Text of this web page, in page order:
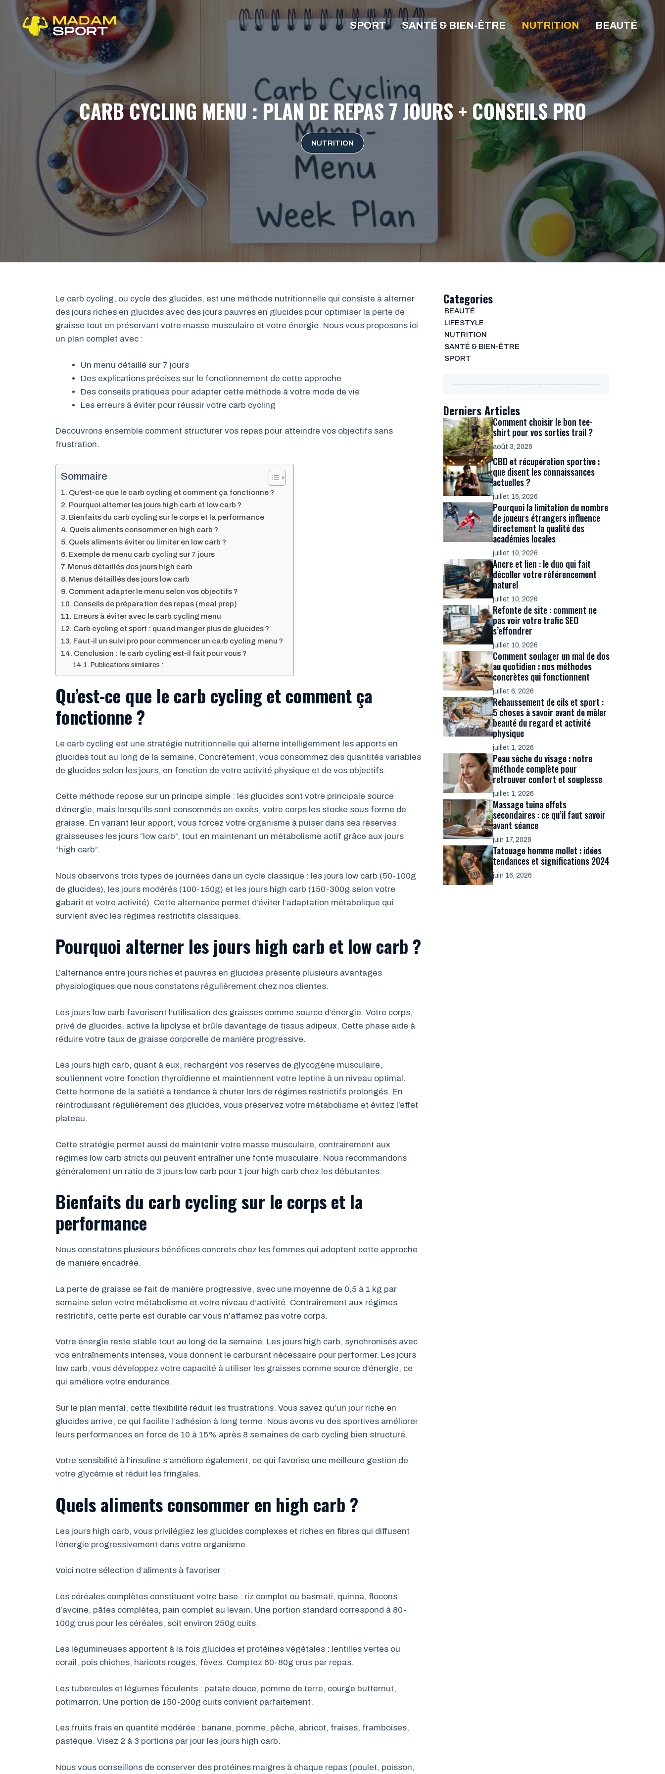
contenu
SPORT SANTÉ & BIEN-ÊTRE NUTRITION BEAUTÉ
CARB CYCLING MENU : PLAN DE REPAS 7 JOURS + CONSEILS PRO
NUTRITION
Le carb cycling, ou cycle des glucides, est une méthode nutritionnelle qui consiste à alterner
des jours riches en glucides avec des jours pauvres en glucides pour optimiser la perte de
graisse tout en préservant votre masse musculaire et votre énergie. Nous vous proposons ici
un plan complet avec :
Un menu détaillé sur 7 jours
Des explications précises sur le fonctionnement de cette approche
Des conseils pratiques pour adapter cette méthode à votre mode de vie
Les erreurs à éviter pour réussir votre carb cycling
Découvrons ensemble comment structurer vos repas pour atteindre vos objectifs sans
frustration.
Sommaire
Qu’est-ce que le carb cycling et comment ça fonctionne ?
Pourquoi alterner les jours high carb et low carb ?
Bienfaits du carb cycling sur le corps et la performance
Quels aliments consommer en high carb ?
Quels aliments éviter ou limiter en low carb ?
Exemple de menu carb cycling sur 7 jours
Menus détaillés des jours high carb
Menus détaillés des jours low carb
Comment adapter le menu selon vos objectifs ?
Conseils de préparation des repas (meal prep)
Erreurs à éviter avec le carb cycling menu
Carb cycling et sport : quand manger plus de glucides ?
Faut-il un suivi pro pour commencer un carb cycling menu ?
Conclusion : le carb cycling est-il fait pour vous ?
Publications similaires :
Qu’est-ce que le carb cycling et comment ça
fonctionne ?
Le carb cycling est une stratégie nutritionnelle qui alterne intelligemment les apports en
glucides tout au long de la semaine. Concrètement, vous consommez des quantités variables
de glucides selon les jours, en fonction de votre activité physique et de vos objectifs.
Cette méthode repose sur un principe simple : les glucides sont votre principale source
d’énergie, mais lorsqu’ils sont consommés en excès, votre corps les stocke sous forme de
graisse. En variant leur apport, vous forcez votre organisme à puiser dans ses réserves
graisseuses les jours “low carb”, tout en maintenant un métabolisme actif grâce aux jours
“high carb”.
Nous observons trois types de journées dans un cycle classique : les jours low carb (50-100g
de glucides), les jours modérés (100-150g) et les jours high carb (150-300g selon votre
gabarit et votre activité). Cette alternance permet d’éviter l’adaptation métabolique qui
survient avec les régimes restrictifs classiques.
Pourquoi alterner les jours high carb et low carb ?
L’alternance entre jours riches et pauvres en glucides présente plusieurs avantages
physiologiques que nous constatons régulièrement chez nos clientes.
Les jours low carb favorisent l’utilisation des graisses comme source d’énergie. Votre corps,
privé de glucides, active la lipolyse et brûle davantage de tissus adipeux. Cette phase aide à
réduire votre taux de graisse corporelle de manière progressive.
Les jours high carb, quant à eux, rechargent vos réserves de glycogène musculaire,
soutiennent votre fonction thyroïdienne et maintiennent votre leptine à un niveau optimal.
Cette hormone de la satiété a tendance à chuter lors de régimes restrictifs prolongés. En
réintroduisant régulièrement des glucides, vous préservez votre métabolisme et évitez l’effet
plateau.
Cette stratégie permet aussi de maintenir votre masse musculaire, contrairement aux
régimes low carb stricts qui peuvent entraîner une fonte musculaire. Nous recommandons
généralement un ratio de 3 jours low carb pour 1 jour high carb chez les débutantes.
Bienfaits du carb cycling sur le corps et la
performance
Nous constatons plusieurs bénéfices concrets chez les femmes qui adoptent cette approche
de manière encadrée.
La perte de graisse se fait de manière progressive, avec une moyenne de 0,5 à 1 kg par
semaine selon votre métabolisme et votre niveau d’activité. Contrairement aux régimes
restrictifs, cette perte est durable car vous n’affamez pas votre corps.
Votre énergie reste stable tout au long de la semaine. Les jours high carb, synchronisés avec
vos entraînements intenses, vous donnent le carburant nécessaire pour performer. Les jours
low carb, vous développez votre capacité à utiliser les graisses comme source d’énergie, ce
qui améliore votre endurance.
Sur le plan mental, cette flexibilité réduit les frustrations. Vous savez qu’un jour riche en
glucides arrive, ce qui facilite l’adhésion à long terme. Nous avons vu des sportives améliorer
leurs performances en force de 10 à 15% après 8 semaines de carb cycling bien structuré.
Votre sensibilité à l’insuline s’améliore également, ce qui favorise une meilleure gestion de
votre glycémie et réduit les fringales.
Quels aliments consommer en high carb ?
Les jours high carb, vous privilégiez les glucides complexes et riches en fibres qui diffusent
l’énergie progressivement dans votre organisme.
Voici notre sélection d’aliments à favoriser :
Les céréales complètes constituent votre base : riz complet ou basmati, quinoa, flocons
d’avoine, pâtes complètes, pain complet au levain. Une portion standard correspond à 80-
100g crus pour les céréales, soit environ 250g cuits.
Les légumineuses apportent à la fois glucides et protéines végétales : lentilles vertes ou
corail, pois chiches, haricots rouges, fèves. Comptez 60-80g crus par repas.
Les tubercules et légumes féculents : patate douce, pomme de terre, courge butternut,
potimarron. Une portion de 150-200g cuits convient parfaitement.
Les fruits frais en quantité modérée : banane, pomme, pêche, abricot, fraises, framboises,
pastèque. Visez 2 à 3 portions par jour les jours high carb.
Nous vous conseillons de conserver des protéines maigres à chaque repas (poulet, poisson,
Categories
BEAUTÉ
LIFESTYLE
NUTRITION
SANTÉ & BIEN-ÊTRE
SPORT
Derniers Articles
Comment choisir le bon tee-
shirt pour vos sorties trail ?
août 3, 2026
CBD et récupération sportive :
que disent les connaissances
actuelles ?
juillet 15, 2026
Pourquoi la limitation du nombre
de joueurs étrangers influence
directement la qualité des
académies locales
juillet 10, 2026
Ancre et lien : le duo qui fait
décoller votre référencement
naturel
juillet 10, 2026
Refonte de site : comment ne
pas voir votre trafic SEO
s’effondrer
juillet 10, 2026
Comment soulager un mal de dos
au quotidien : nos méthodes
concrètes qui fonctionnent
juillet 6, 2026
Rehaussement de cils et sport :
5 choses à savoir avant de mêler
beauté du regard et activité
physique
juillet 1, 2026
Peau sèche du visage : notre
méthode complète pour
retrouver confort et souplesse
juillet 1, 2026
Massage tuina effets
secondaires : ce qu’il faut savoir
avant séance
juin 17, 2026
Tatouage homme mollet : idées
tendances et significations 2024
juin 16, 2026